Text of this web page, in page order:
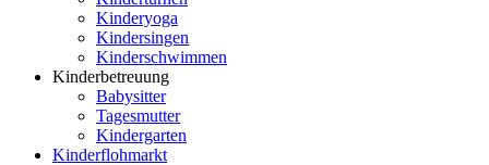
Kinderyoga
Kindersingen
Kinderschwimmen
Kinderbetreuung
Babysitter
Tagesmutter
Kindergarten
Kinderflohmarkt